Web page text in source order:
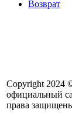
Возврат
Copyright 2024
официальный
права